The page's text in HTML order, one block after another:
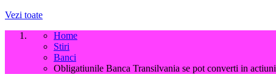
Vezi toate
Home
Stiri
Banci
Obligatiunile Banca Transilvania se pot converti in actiuni